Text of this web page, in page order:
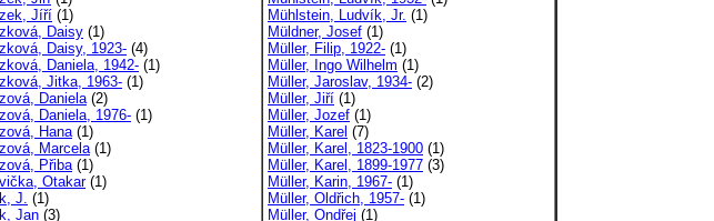
Jíří (1)
Daisy (1)
Daisy, 1923- (4)
Daniela, 1942- (1)
Jitka, 1963- (1)
Daniela(2)
Daniela, 1976- (1)
Hana(1)
Marcela(1)
Přiba(1)
Otakar(1)
J. (1)
Jan (3)
Mühlstein, Ludvík, Jr. (1)
Müldner, Josef (1)
Müller, Filip, 1922- (1)
Müller, Ingo Wilhelm (1)
Müller, Jaroslav, 1934- (2)
Müller, Jiří (1)
Müller, Jozef (1)
Müller, Karel (7)
Müller, Karel, 1823-1900 (1)
Müller, Karel, 1899-1977 (3)
Müller, Karin, 1967- (1)
Müller, Oldřich, 1957- (1)
Müller, Ondřej (1)